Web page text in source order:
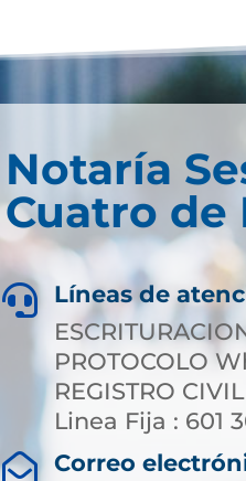
Notaría
Cuatro de

Líneas de
PROTOCOLO
REGISTRO
Linea Fija : 601

Correo